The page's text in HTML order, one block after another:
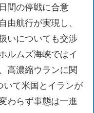
間の停戦に合意
由航行が実現し、
いについても交渉
ルムズ海峡ではイ
高濃縮ウランに関
いて米国とイランが
わらず事態は一進